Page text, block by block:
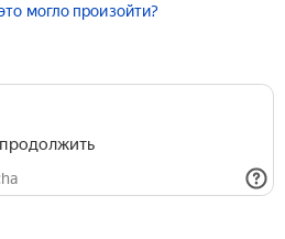
могло произойти?